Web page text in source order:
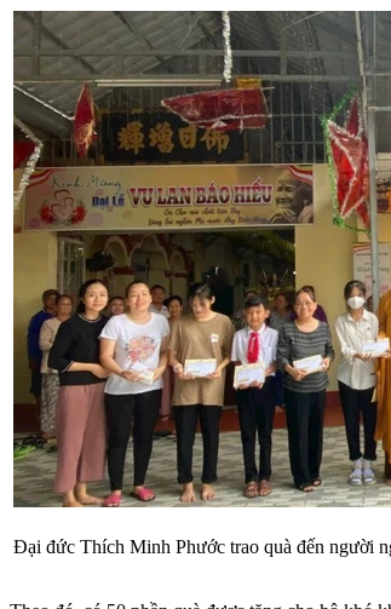
Đại đức Thích Minh Phước trao quà đến người